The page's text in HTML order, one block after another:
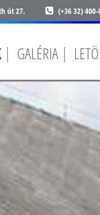
út 27. (+36 32) 400-
GALÉRIA